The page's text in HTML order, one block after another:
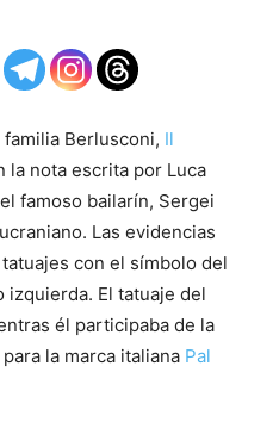
Berlusconi, Il
la nota escrita por Luca
famoso bailarín, Sergei
Las evidencias
con el símbolo del
izquierda. El tatuaje del
él participaba de la
la marca italiana Pal